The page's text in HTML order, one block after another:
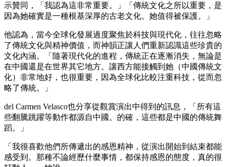
示贊同，「我認為這非常重要。」「傳統文化之所以重要，是
因為她確實是一種根基深厚的古老文化。她值得被保護。」
他認為，當今全球化發展過度聚焦於科技與現代化，往往忽略
了傳統文化與精神價值，而神韻正讓人們重新認識這些珍貴的
文化內涵。「隨著現代化的進程，傳統正在逐漸消失，無論是
在中國還是在世界其它地方。讓西方能接觸到她（中國傳統文
化）非常地好，也很重要，因為全球化比較注重科技，從而忽
略了傳統。」
del Carmen Velasco也分享從觀賞演出中得到的訊息，「所有這
些翻騰跳躍等動作都源自中國。的確，這些都是中國的傳統舞
蹈。」
「我很喜歡他們所傳遞出的感恩精神，從演出開始到結束都能
感受到。那種不論經歷什麼事情，都保持感恩的態度，真的很